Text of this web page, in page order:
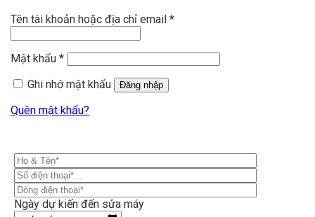
Tên tài khoản hoặc địa chỉ email *
Mật khẩu *
Ghi nhớ mật khẩu
Đăng nhập
Quên mật khẩu?
Ngày dự kiến đến sửa máy